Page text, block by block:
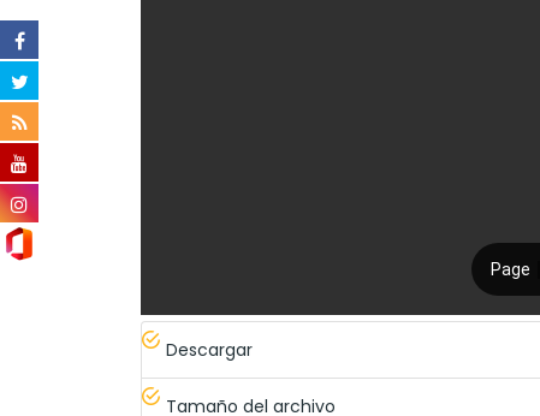
Descargar
Tamaño del archivo